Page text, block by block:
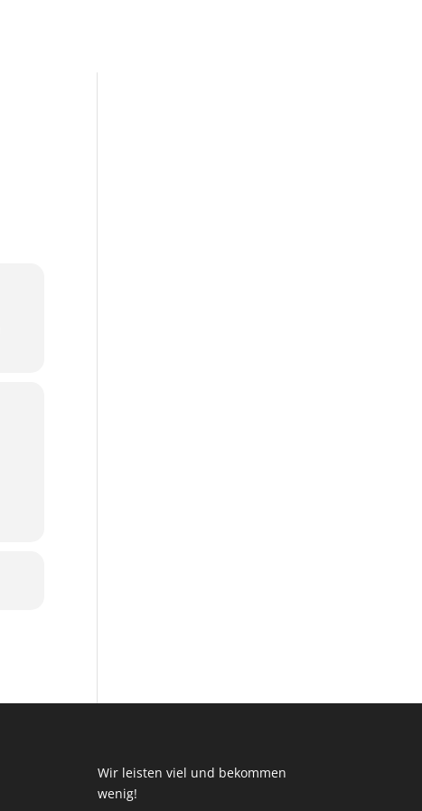
Wir leisten viel und bekommen
wenig!